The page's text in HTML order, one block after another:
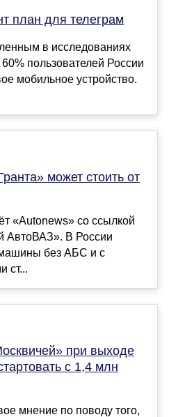
план для телеграм
в исследованиях
пользователей России
мобильное устройство.
может стоить от
«Autonews» со ссылкой
АвтоВАЗ». В России
без АБС и с
ст...
при выходе
с 1,4 млн
мнение по поводу того,